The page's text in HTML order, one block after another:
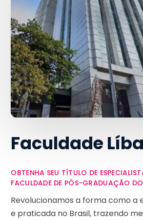
Faculdade
OBTENHA SEU TÍTULO DE
FACULDADE DE PÓS-GRADUAÇÃO
Revolucionamos a forma como a
e praticada no Brasil, trazendo